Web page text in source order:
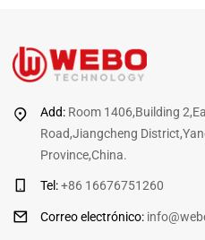
Add: Room 1406,Building
Road,Jiangcheng
Province,China.
Tel: +86 16676751260
Correo electrónico: